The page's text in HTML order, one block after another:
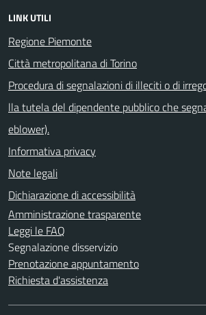
LINK UTILI
Regione Piemonte
Città metropolitana di Torino
Procedura di segnalazioni di illeciti o di
lla tutela del dipendente pubblico che
eblower).
Informativa privacy
Note legali
Dichiarazione di accessibilità
Amministrazione trasparente
Leggi le FAQ
Segnalazione disservizio
Prenotazione appuntamento
Richiesta d'assistenza